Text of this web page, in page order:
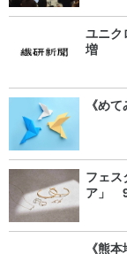
ユニク
増
《め
フェス
ア」 9
《熊